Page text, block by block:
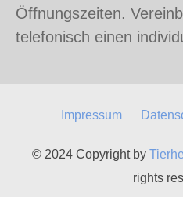
Öffnungszeiten.
telefonisch einen
Impressum
© 2024 Copyright by
rights